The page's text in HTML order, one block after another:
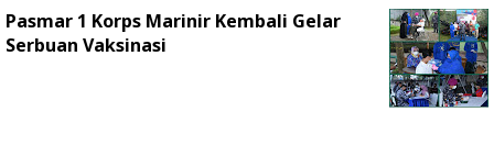
Pasmar 1 Korps Marinir Kembali Gelar
Serbuan Vaksinasi